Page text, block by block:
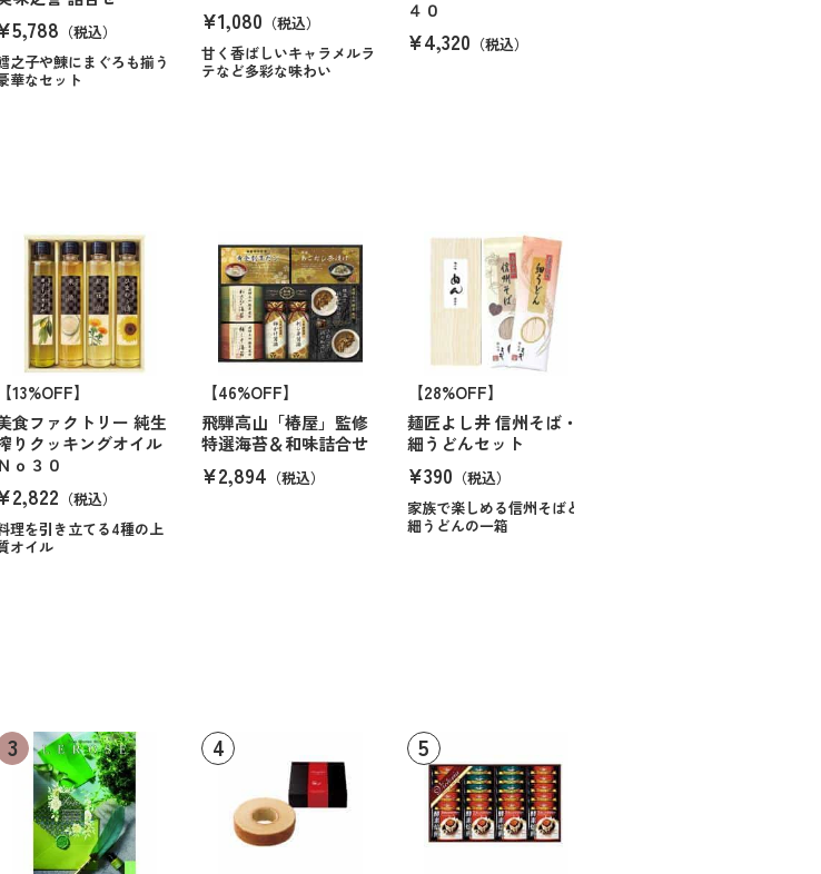
（税込）
之子や鰊にまぐろも揃う
華なセット
¥1,080 （税込）
甘く香ばしいキャラメルラ
テなど多彩な味わい
４０
¥4,320 （税込）
【13%OFF】
食ファクトリー 純生
りクッキングオイル
Ｎｏ３０
（税込）
理を引き立てる4種の上
オイル
【46%OFF】
飛騨高山「椿屋」監修
特選海苔＆和味詰合せ
¥2,894 （税込）
【28%OFF】
麺匠よし井 信州そば・
細うどんセット
¥390 （税込）
家族で楽しめる信州そばと
細うどんの一箱